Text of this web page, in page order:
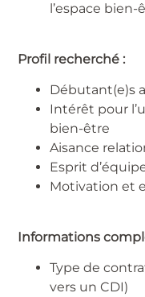
l’espace bien-
Profil recherché :
Débutant(e)s
Intérêt pour
bien-être
Aisance
Esprit
Motivation et
Informations
Type de
vers un CDI)